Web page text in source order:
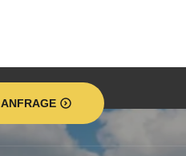
ANFRAGE